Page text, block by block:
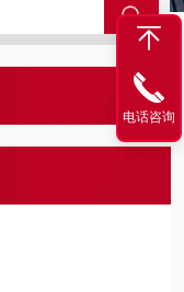
电话咨询